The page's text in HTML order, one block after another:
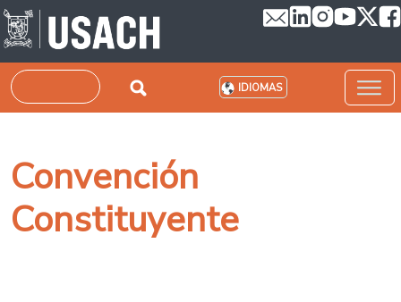
Pasar al contenido principal
Buscar IDIOMAS
Convención
Constituyente